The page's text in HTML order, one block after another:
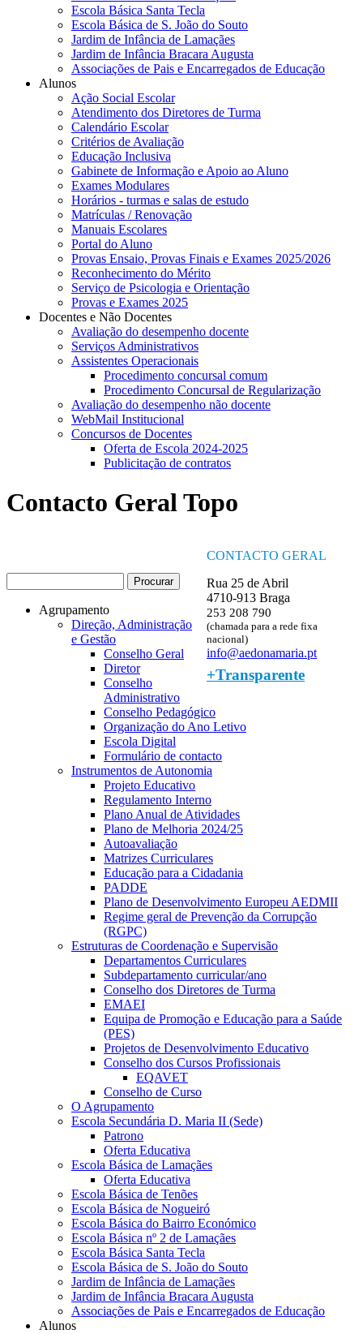
Escola Básica Santa Tecla
Escola Básica de S. João do Souto
Jardim de Infância de Lamaçães
Jardim de Infância Bracara Augusta
Associações de Pais e Encarregados de Educação
Alunos
Ação Social Escolar
Atendimento dos Diretores de Turma
Calendário Escolar
Critérios de Avaliação
Educação Inclusiva
Gabinete de Informação e Apoio ao Aluno
Exames Modulares
Horários - turmas e salas de estudo
Matrículas / Renovação
Manuais Escolares
Portal do Aluno
Provas Ensaio, Provas Finais e Exames 2025/2026
Reconhecimento do Mérito
Serviço de Psicologia e Orientação
Provas e Exames 2025
Docentes e Não Docentes
Avaliação do desempenho docente
Serviços Administrativos
Assistentes Operacionais
Procedimento concursal comum
Procedimento Concursal de Regularização
Avaliação do desempenho não docente
WebMail Institucional
Concursos de Docentes
Oferta de Escola 2024-2025
Publicitação de contratos
Contacto Geral Topo
CONTACTO GERAL
Rua 25 de Abril
4710-913 Braga
253 208 790
(chamada para a rede fixa
nacional)
info@aedonamaria.pt
+Transparente
Formulário de procura
Agrupamento
Direção, Administração
e Gestão
Conselho Geral
Diretor
Conselho
Administrativo
Conselho Pedagógico
Organização do Ano Letivo
Escola Digital
Formulário de contacto
Instrumentos de Autonomia
Projeto Educativo
Regulamento Interno
Plano Anual de Atividades
Plano de Melhoria 2024/25
Autoavaliação
Matrizes Curriculares
Educação para a Cidadania
PADDE
Plano de Desenvolvimento Europeu AEDMII
Regime geral de Prevenção da Corrupção
(RGPC)
Estruturas de Coordenação e Supervisão
Departamentos Curriculares
Subdepartamento curricular/ano
Conselho dos Diretores de Turma
EMAEI
Equipa de Promoção e Educação para a Saúde
(PES)
Projetos de Desenvolvimento Educativo
Conselho dos Cursos Profissionais
EQAVET
Conselho de Curso
O Agrupamento
Escola Secundária D. Maria II (Sede)
Patrono
Oferta Educativa
Escola Básica de Lamaçães
Oferta Educativa
Escola Básica de Tenões
Escola Básica de Nogueiró
Escola Básica do Bairro Económico
Escola Básica nº 2 de Lamaçães
Escola Básica Santa Tecla
Escola Básica de S. João do Souto
Jardim de Infância de Lamaçães
Jardim de Infância Bracara Augusta
Associações de Pais e Encarregados de Educação
Alunos